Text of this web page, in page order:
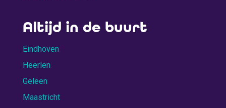
Altijd in de buurt
Eindhoven
Heerlen
Geleen
Maastricht